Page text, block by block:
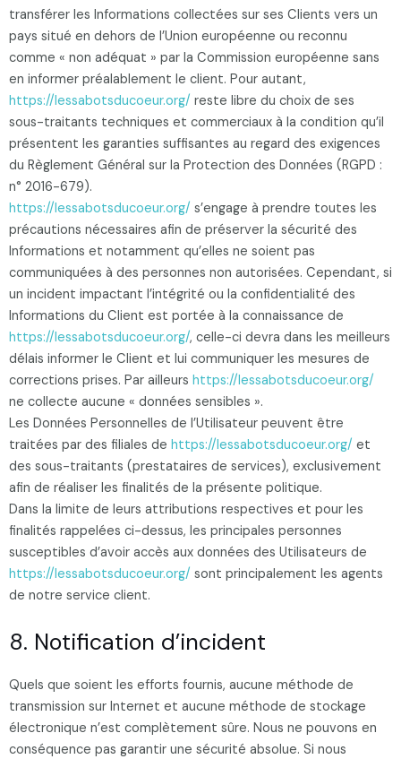
transférer les Informations collectées sur ses Clients vers un
pays situé en dehors de l’Union européenne ou reconnu
comme « non adéquat » par la Commission européenne sans
en informer préalablement le client. Pour autant,
https://lessabotsducoeur.org/ reste libre du choix de ses
sous-traitants techniques et commerciaux à la condition qu’il
présentent les garanties suffisantes au regard des exigences
du Règlement Général sur la Protection des Données (RGPD :
n° 2016-679).
https://lessabotsducoeur.org/ s’engage à prendre toutes les
précautions nécessaires afin de préserver la sécurité des
Informations et notamment qu’elles ne soient pas
communiquées à des personnes non autorisées. Cependant, si
un incident impactant l’intégrité ou la confidentialité des
Informations du Client est portée à la connaissance de
https://lessabotsducoeur.org/, celle-ci devra dans les meilleurs
délais informer le Client et lui communiquer les mesures de
corrections prises. Par ailleurs https://lessabotsducoeur.org/
ne collecte aucune « données sensibles ».
Les Données Personnelles de l’Utilisateur peuvent être
traitées par des filiales de https://lessabotsducoeur.org/ et
des sous-traitants (prestataires de services), exclusivement
afin de réaliser les finalités de la présente politique.
Dans la limite de leurs attributions respectives et pour les
finalités rappelées ci-dessus, les principales personnes
susceptibles d’avoir accès aux données des Utilisateurs de
https://lessabotsducoeur.org/ sont principalement les agents
de notre service client.
8. Notification d’incident
Quels que soient les efforts fournis, aucune méthode de
transmission sur Internet et aucune méthode de stockage
électronique n’est complètement sûre. Nous ne pouvons en
conséquence pas garantir une sécurité absolue. Si nous